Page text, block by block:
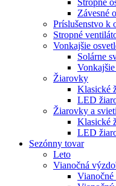
Závesné
Príslušenstvo k
Stropné
Vonkajšie
Solárne
Žiarovky
Klasické
LED
Žiarovky a
Klasické
LED
Sezónny tovar
Leto
Vianočná
Vianočné